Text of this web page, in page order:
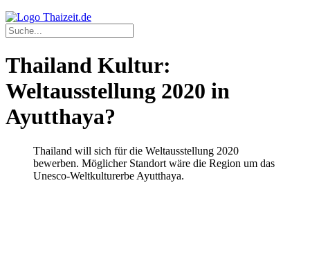
Thailand Kultur:
Weltausstellung 2020 in
Ayutthaya?
Thailand will sich für die Weltausstellung 2020
bewerben. Möglicher Standort wäre die Region um das
Unesco-Weltkulturerbe Ayutthaya.